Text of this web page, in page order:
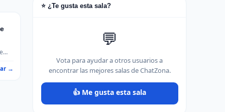
→
⭐ ¿Te gusta esta sala?
💬
Vota para ayudar a otros usuarios a
encontrar las mejores salas de ChatZona.
👍 Me gusta esta sala